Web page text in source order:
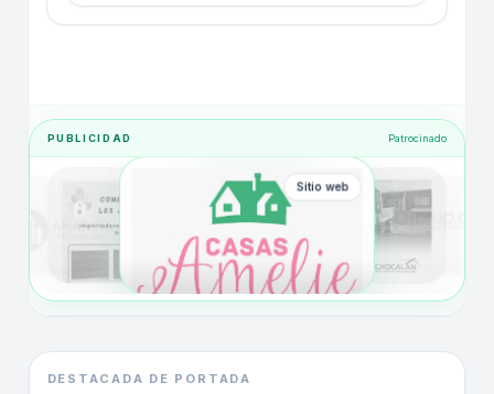
PUBLICIDAD Patrocinado
Sitio web
DESTACADA DE PORTADA